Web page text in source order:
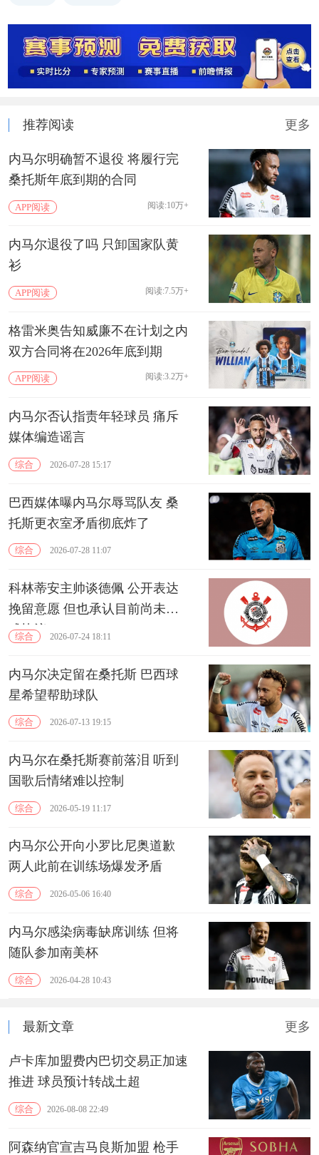
推荐阅读 更多
内马尔明确暂不退役 将履行完
桑托斯年底到期的合同
APP阅读 阅读:10万+
内马尔退役了吗 只卸国家队黄
衫
APP阅读 阅读:7.5万+
格雷米奥告知威廉不在计划之内
双方合同将在2026年底到期
APP阅读 阅读:3.2万+
内马尔否认指责年轻球员 痛斥
媒体编造谣言
综合 2026-07-28 15:17
巴西媒体曝内马尔辱骂队友 桑
托斯更衣室矛盾彻底炸了
综合 2026-07-28 11:07
科林蒂安主帅谈德佩 公开表达
挽留意愿 但也承认目前尚未达
成协议
综合 2026-07-24 18:11
内马尔决定留在桑托斯 巴西球
星希望帮助球队
综合 2026-07-13 19:15
内马尔在桑托斯赛前落泪 听到
国歌后情绪难以控制
综合 2026-05-19 11:17
内马尔公开向小罗比尼奥道歉
两人此前在训练场爆发矛盾
综合 2026-05-06 16:40
内马尔感染病毒缺席训练 但将
随队参加南美杯
综合 2026-04-28 10:43
最新文章 更多
卢卡库加盟费内巴切交易正加速
推进 球员预计转战土超
综合 2026-08-08 22:49
阿森纳官宣吉马良斯加盟 枪手